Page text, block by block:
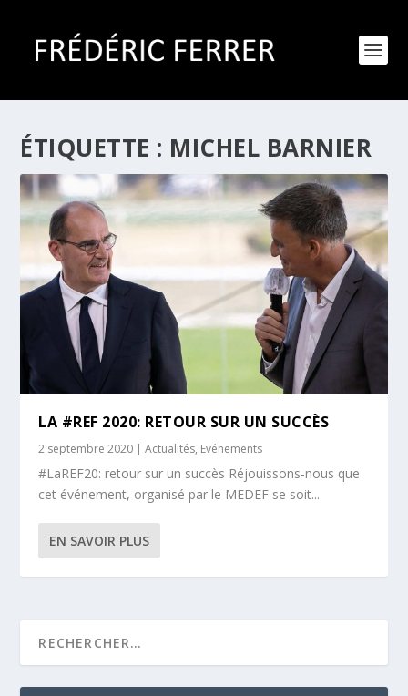
ÉTIQUETTE : MICHEL BARNIER
LA #REF 2020: RETOUR SUR UN SUCCÈS
2 septembre 2020 |Actualités, Evénements
#LaREF20: retour sur un succès Réjouissons-nous que
cet événement, organisé par le MEDEF se soit...
EN SAVOIR PLUS